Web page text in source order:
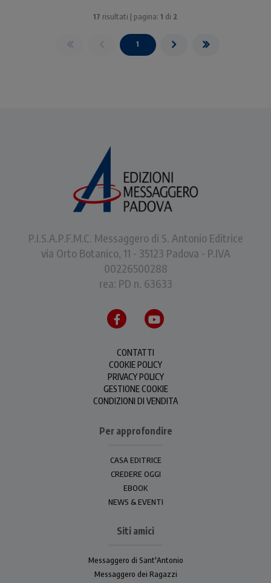
17 risultati | pagina: 1 di 2
1
P.I.S.A.P.F.M.C. Messaggero di S. Antonio Editrice
via Orto Botanico, 11 - 35123 Padova - P.IVA
00226500288
rea: PD n. 63633
CONTATTI
COOKIE POLICY
PRIVACY POLICY
GESTIONE COOKIE
CONDIZIONI DI VENDITA
Per approfondire
CASA EDITRICE
CREDERE OGGI
EBOOK
NEWS & EVENTI
Siti amici
Messaggero di Sant'Antonio
Messaggero dei Ragazzi